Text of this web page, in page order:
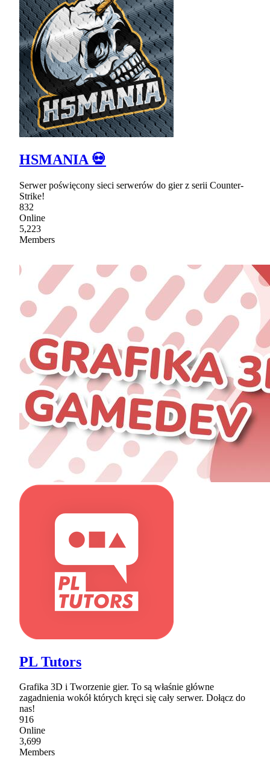
HSMANIA 💀
Serwer poświęcony sieci serwerów do gier z serii Counter-
Strike!
832
Online
5,223
Members
PL Tutors
Grafika 3D i Tworzenie gier. To są właśnie główne
zagadnienia wokół których kręci się cały serwer. Dołącz do
nas!
916
Online
3,699
Members